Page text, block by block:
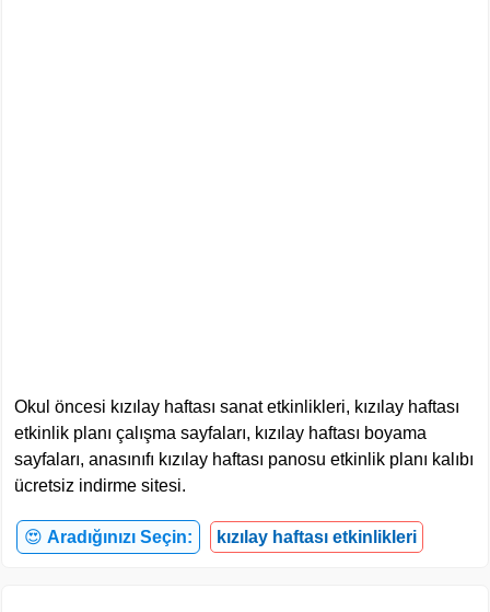
Okul öncesi kızılay haftası sanat etkinlikleri, kızılay haftası
etkinlik planı çalışma sayfaları, kızılay haftası boyama
sayfaları, anasınıfı kızılay haftası panosu etkinlik planı kalıbı
ücretsiz indirme sitesi.
😍 Aradığınızı Seçin: kızılay haftası etkinlikleri